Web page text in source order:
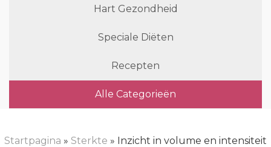
Hart Gezondheid
Speciale Diëten
Recepten
Alle Categorieën
Startpagina » Sterkte » Inzicht in volume en intensiteit